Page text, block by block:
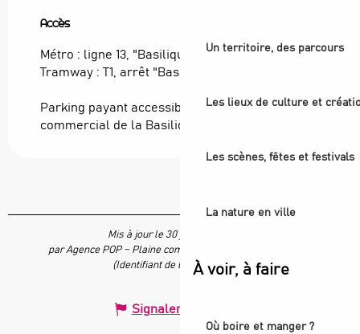
Un territoire, des parcours
Les lieux de culture et
Les scènes, fêtes et festivals
La nature en ville
À voir, à faire
Où boire et manger ?
Accès
Accès
Métro : ligne 13, "Basilique de Saint-Denis"
Tramway : T1, arrêt "Basilique de Saint-Denis"
Parking payant accessible au centre
commercial de la Basilique
Mis à jour le 30 juin 2023 à 17:08
par Agence POP – Plaine commune vous Ouvre ses Portes
(Identifiant de l'offre : 680678)
Signaler une erreur